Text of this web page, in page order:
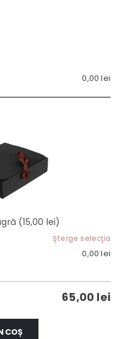
0,00lei
(15,00 lei)
Şterge selecţia
0,00lei
65,00 lei
COȘ